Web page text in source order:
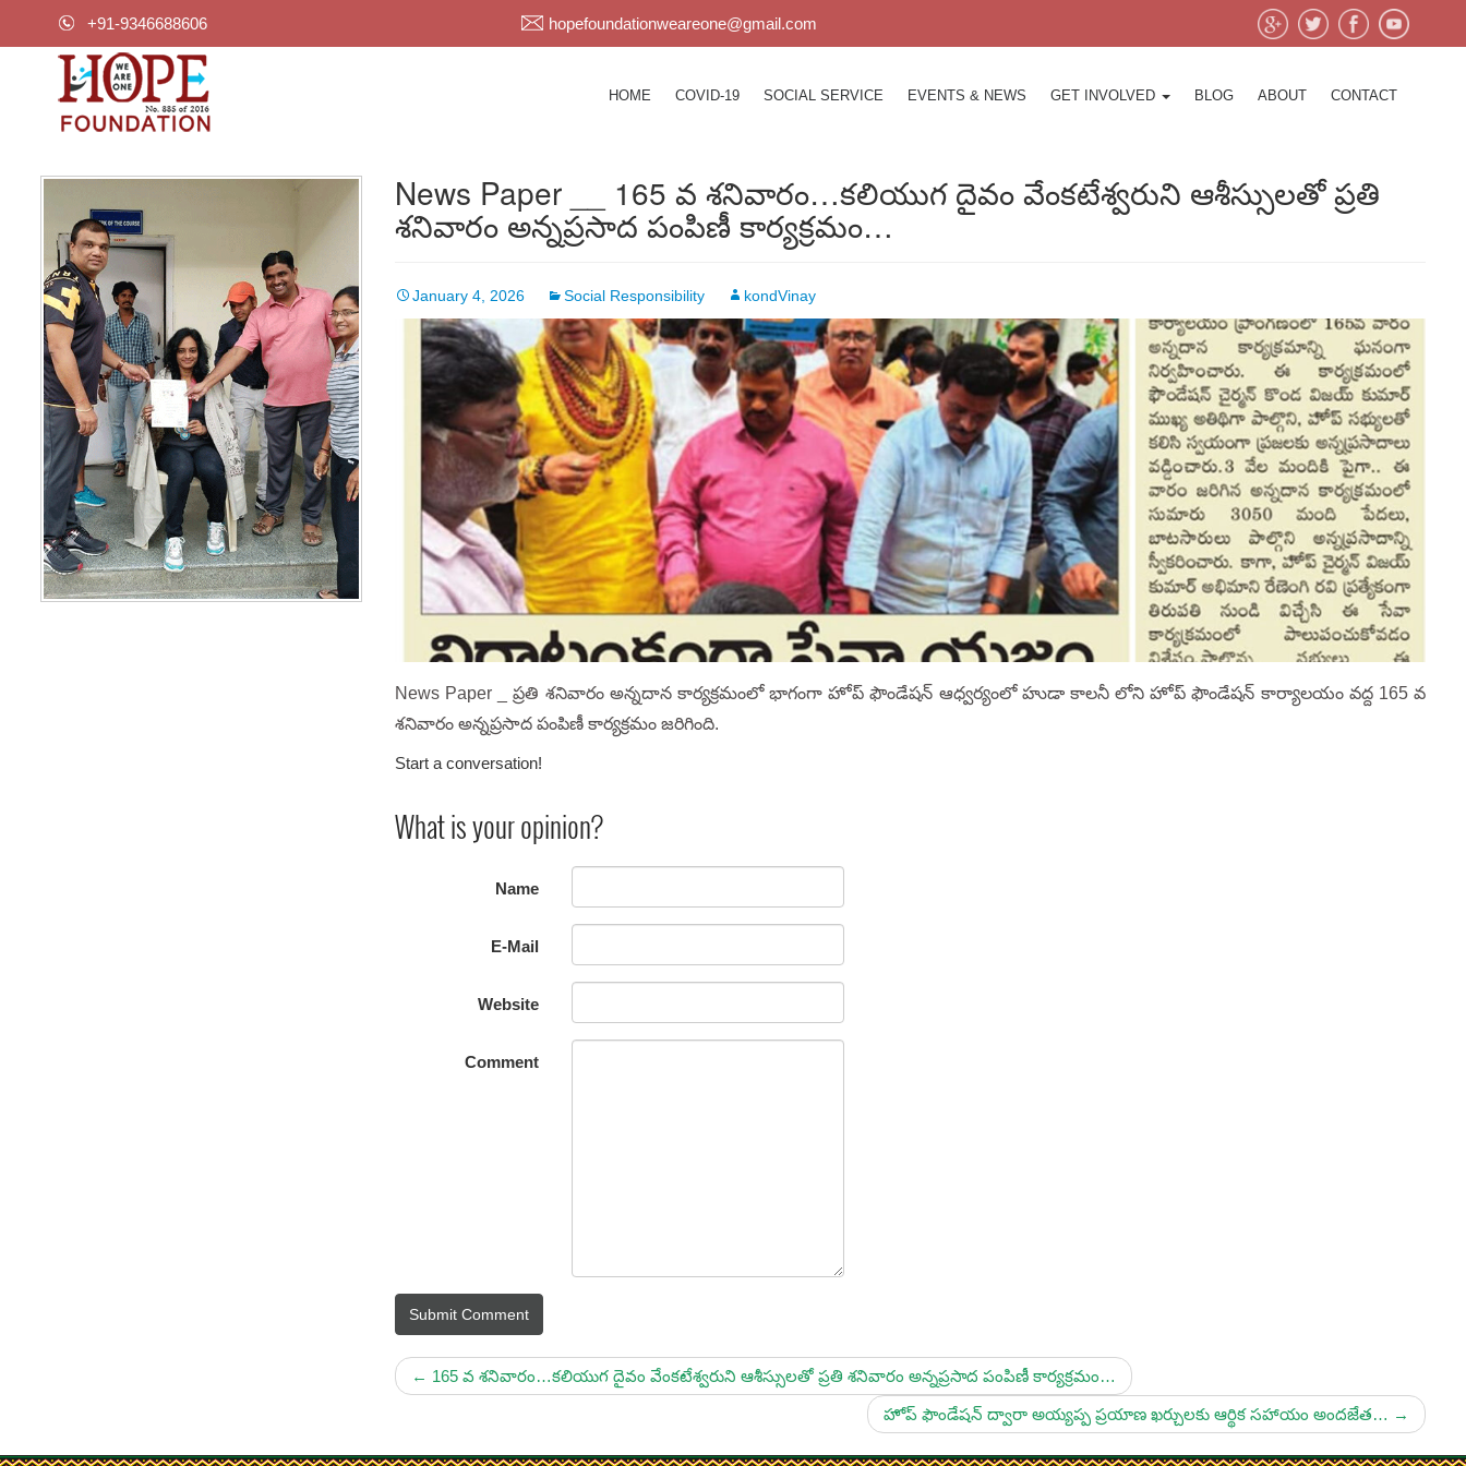
+91-9346688606 hopefoundationweareone@gmail.com
HOME COVID-19 SOCIAL SERVICE EVENTS & NEWS GET INVOLVED BLOG ABOUT CONTACT
News Paper __ 165 వ శనివారం…కలియుగ దైవం వేంకటేశ్వరుని ఆశీస్సులతో ప్రతి
శనివారం అన్నప్రసాద పంపిణీ కార్యక్రమం…
January 4, 2026 Social Responsibility kondVinay
News Paper _ ప్రతి శనివారం అన్నదాన కార్యక్రమంలో భాగంగా హోప్ ఫౌండేషన్ ఆధ్వర్యంలో హుడా కాలనీ లోని హోప్ ఫౌండేషన్ కార్యాలయం వద్ద 165 వ
శనివారం అన్నప్రసాద పంపిణీ కార్యక్రమం జరిగింది.
Start a conversation!
What is your opinion?
Name
E-Mail
Website
Comment
Submit Comment
← 165 వ శనివారం…కలియుగ దైవం వేంకటేశ్వరుని ఆశీస్సులతో ప్రతి శనివారం అన్నప్రసాద పంపిణీ కార్యక్రమం…
హోప్ ఫౌండేషన్ ద్వారా అయ్యప్ప ప్రయాణ ఖర్చులకు ఆర్థిక సహాయం అందజేత… →